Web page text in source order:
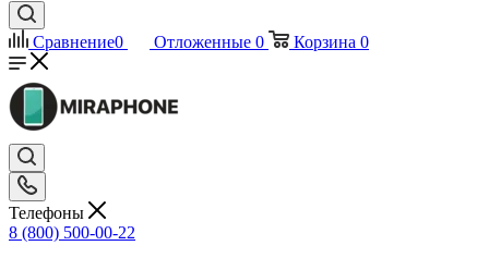
Сравнение0 Отложенные 0 Корзина 0
Телефоны
8 (800) 500-00-22